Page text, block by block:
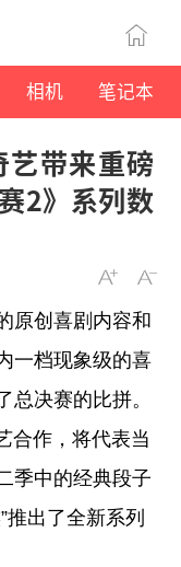
相机 笔记本
带来重磅
2》系列数
原创喜剧内容和
一档现象级的喜
总决赛的比拼。
合作，将代表当
季中的经典段子
推出了全新系列